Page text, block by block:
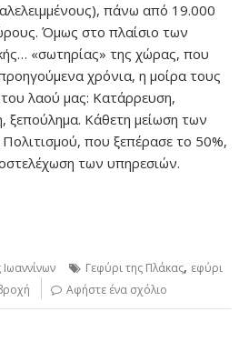
πάνω από 19.000
Όμως στο πλαίσιο των
«σωτηρίας» της χώρας, που
χρόνια, η μοίρα τους
λαού μας: Κατάρρευση,
ξεπούλημα. Κάθετη μείωση των
που ξεπέρασε το 50%,
των υπηρεσιών.
Ιωαννίνων Γεφύρι της Πλάκας, εφύρι
Αφήστε ένα σχόλιο